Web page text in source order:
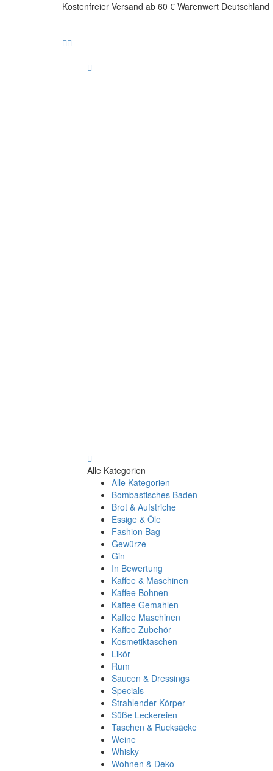
Kostenfreier Versand ab 60 € Warenwert Deutschland
Alle Kategorien
Alle Kategorien
Bombastisches Baden
Brot & Aufstriche
Essige & Öle
Fashion Bag
Gewürze
Gin
In Bewertung
Kaffee & Maschinen
Kaffee Bohnen
Kaffee Gemahlen
Kaffee Maschinen
Kaffee Zubehör
Kosmetiktaschen
Likör
Rum
Saucen & Dressings
Specials
Strahlender Körper
Süße Leckereien
Taschen & Rucksäcke
Weine
Whisky
Wohnen & Deko